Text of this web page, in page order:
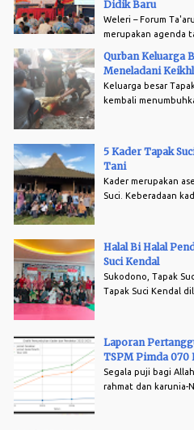
Didik Baru
Weleri – Forum
merupakan agenda
Qurban Keluarga
Meneladani
Keluarga besar
kembali
5 Kader Tapak
Tani
Kader merupakan
Suci. Keberadaan
Halal Bi Halal
Suci Kendal
Sukodono, Tapak
Tapak Suci Kendal
Laporan
TSPM Pimda 070
Segala puji bagi
rahmat dan karunia-